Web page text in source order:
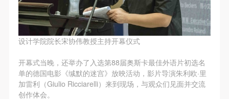
设计学院院长宋协伟教授主持开幕仪式
开幕式当晚，还举办了入选第88届奥斯卡最佳外语片初选名
单的德国电影《缄默的迷宫》放映活动，影片导演朱利欧·里
加雷利（Giulio Ricciarelli）来到现场，与观众们见面并交流
创作体会。